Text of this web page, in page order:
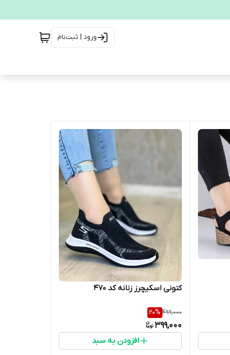
ورود | ثبت‌نام
کتونی اسکیچرز زنانه کد 470
499,000
20%
399,000
افزودن به سبد